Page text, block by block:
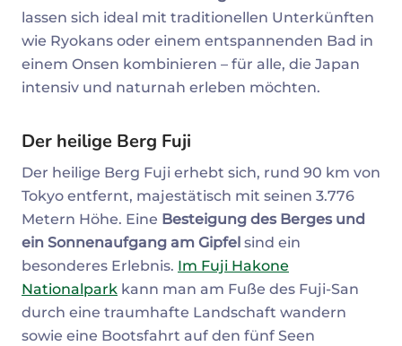
lassen sich ideal mit traditionellen Unterkünften
wie Ryokans oder einem entspannenden Bad in
einem Onsen kombinieren – für alle, die Japan
intensiv und naturnah erleben möchten.
Der heilige Berg Fuji
Der heilige Berg Fuji erhebt sich, rund 90 km von
Tokyo entfernt, majestätisch mit seinen 3.776
Metern Höhe. Eine Besteigung des Berges und
ein Sonnenaufgang am Gipfel sind ein
besonderes Erlebnis. Im Fuji Hakone
Nationalpark kann man am Fuße des Fuji-San
durch eine traumhafte Landschaft wandern
sowie eine Bootsfahrt auf den fünf Seen